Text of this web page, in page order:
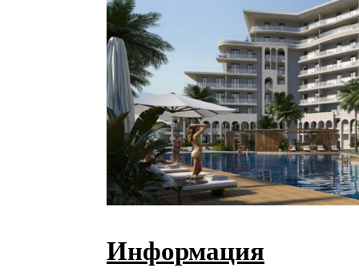
Информация